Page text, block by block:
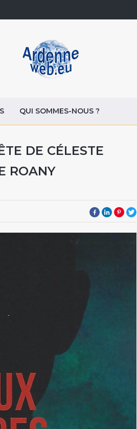
QUI SOMMES-NOUS ?
DE CÉLESTE
ROANY